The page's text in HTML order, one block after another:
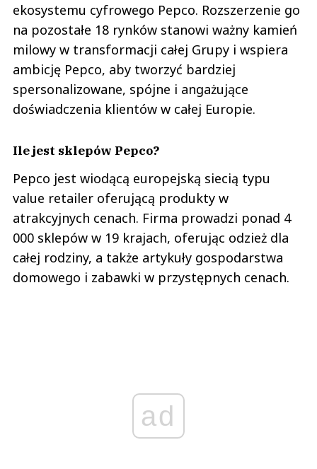
ekosystemu cyfrowego Pepco. Rozszerzenie go
na pozostałe 18 rynków stanowi ważny kamień
milowy w transformacji całej Grupy i wspiera
ambicję Pepco, aby tworzyć bardziej
spersonalizowane, spójne i angażujące
doświadczenia klientów w całej Europie.
Ile jest sklepów Pepco?
Pepco jest wiodącą europejską siecią typu
value retailer oferującą produkty w
atrakcyjnych cenach. Firma prowadzi ponad 4
000 sklepów w 19 krajach, oferując odzież dla
całej rodziny, a także artykuły gospodarstwa
domowego i zabawki w przystępnych cenach.
ad